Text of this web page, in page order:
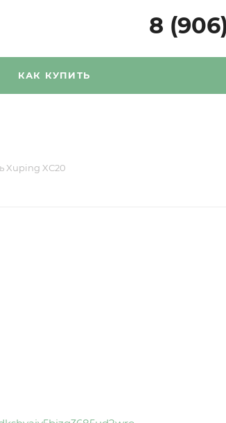
8
КАК КУПИТЬ
Xuping XС20